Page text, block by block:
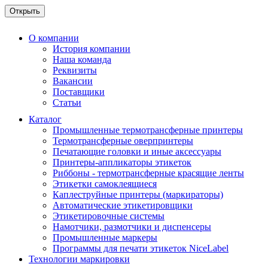
О компании
История компании
Наша команда
Реквизиты
Вакансии
Поставщики
Статьи
Каталог
Промышленные термотрансферные принтеры
Термотрансферные оверпринтеры
Печатающие головки и иные аксессуары
Принтеры-аппликаторы этикеток
Риббоны - термотрансферные красящие ленты
Этикетки самоклеящиеся
Каплеструйные принтеры (маркираторы)
Автоматические этикетировщики
Этикетировочные системы
Намотчики, размотчики и диспенсеры
Промышленные маркеры
Программы для печати этикеток NiceLabel
Технологии маркировки